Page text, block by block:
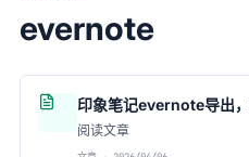
evernote
印象笔记evernote导出
阅读文章